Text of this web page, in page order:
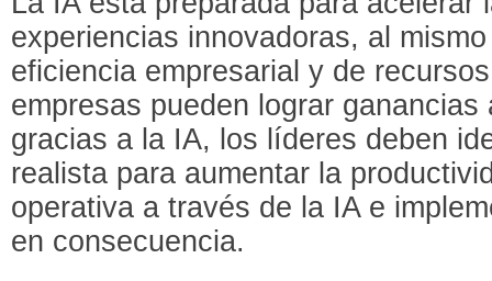
experiencias innovadoras, al
eficiencia empresarial y de
empresas pueden lograr
gracias a la IA, los líderes deben
realista para aumentar la
operativa a través de la IA e
en consecuencia.